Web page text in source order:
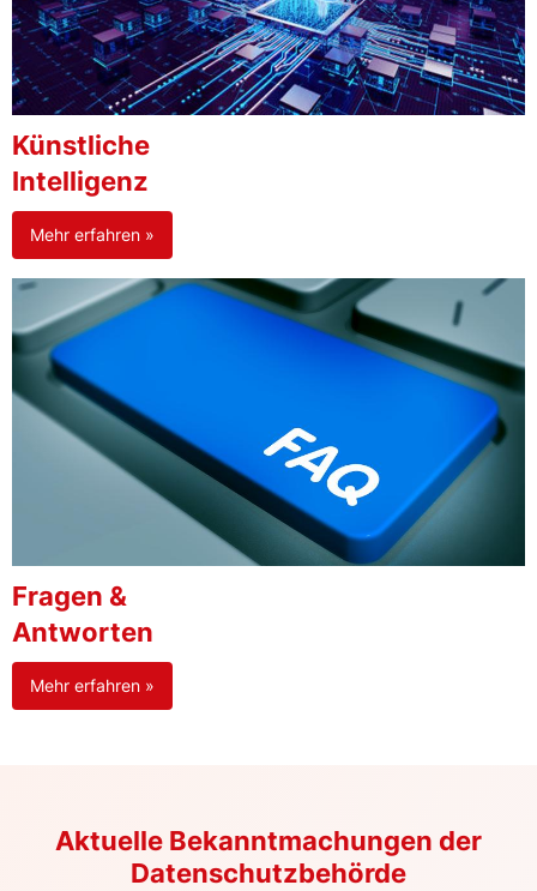
Künstliche
Intelligenz
Mehr erfahren »
Fragen &
Antworten
Mehr erfahren »
Aktuelle Bekanntmachungen der
Datenschutzbehörde